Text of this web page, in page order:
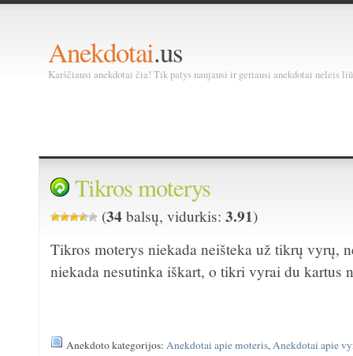
Anekdotai.us
Karščiausi anekdotai čia! Tik patys naujausi ir geriausi anekdotai neleis
Tikros moterys
(34 balsų, vidurkis:3.91)
Tikros moterys niekada neišteka už tikrų vyrų,
niekada nesutinka iškart, o tikri vyrai du kartus
Anekdoto kategorijos:Anekdotai apie moteris,Anekdotai apie